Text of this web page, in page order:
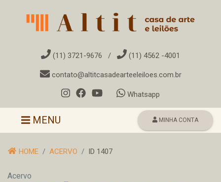
(11) 3721-9676 / (11) 4562 -4001
contato@altitcasadearteeleiloes.com.br
Whatsapp
Toggle navigation
MENU MINHA CONTA
HOME ACERVO ID 1407
Acervo